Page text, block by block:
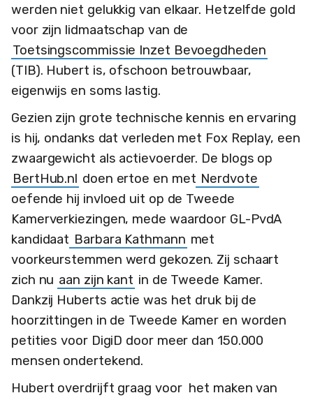
werden niet gelukkig van elkaar. Hetzelfde gold
voor zijn lidmaatschap van de
Toetsingscommissie Inzet Bevoegdheden
(TIB). Hubert is, ofschoon betrouwbaar,
eigenwijs en soms lastig.
Gezien zijn grote technische kennis en ervaring
is hij, ondanks dat verleden met Fox Replay, een
zwaargewicht als actievoerder. De blogs op
BertHub.nl doen ertoe en met Nerdvote
oefende hij invloed uit op de Tweede
Kamerverkiezingen, mede waardoor GL-PvdA
kandidaat Barbara Kathmann met
voorkeurstemmen werd gekozen. Zij schaart
zich nu aan zijn kant in de Tweede Kamer.
Dankzij Huberts actie was het druk bij de
hoorzittingen in de Tweede Kamer en worden
petities voor DigiD door meer dan 150.000
mensen ondertekend.
Hubert overdrijft graag voor het maken van